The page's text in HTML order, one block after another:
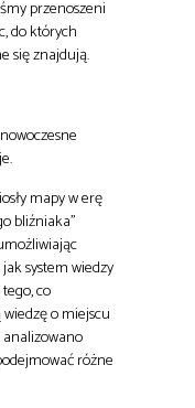
przenoszeni
do których
się znajdują.
mapy w erę
bliźniaka”
system wiedzy
co
o miejscu
różne